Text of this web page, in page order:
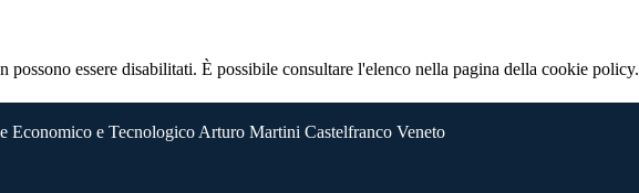
possono essere disabilitati. È possibile consultare l'elenco nella pagina della cookie policy.
Economico e Tecnologico Arturo Martini Castelfranco Veneto